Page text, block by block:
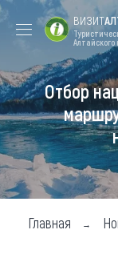
Форум VISIT
ALTAI
Туры
Где
Чем заняться
ВИЗИТ
Алтайского
Отбор
Главная